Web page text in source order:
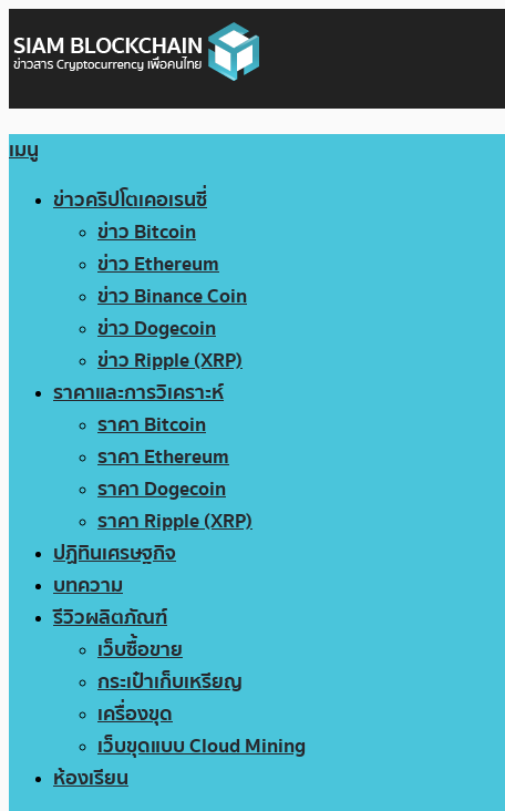
เมนู
ข่าวคริปโตเคอเรนซี่
ข่าว Bitcoin
ข่าว Ethereum
ข่าว Binance Coin
ข่าว Dogecoin
ข่าว Ripple (XRP)
ราคาและการวิเคราะห์
ราคา Bitcoin
ราคา Ethereum
ราคา Dogecoin
ราคา Ripple (XRP)
ปฏิทินเศรษฐกิจ
บทความ
รีวิวผลิตภัณฑ์
เว็บซื้อขาย
กระเป๋าเก็บเหรียญ
เครื่องขุด
เว็บขุดแบบ Cloud Mining
ห้องเรียน